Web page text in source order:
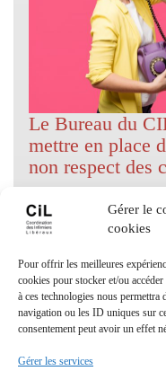
Gérer le
cookies
Pour offrir les meilleures
cookies pour stocker et/ou
à ces technologies nous permettra
navigation ou les ID uniques sur
consentement peut avoir un effet
Gérer les services
Le Bureau du
mettre en place
non respect des
Numéros utiles